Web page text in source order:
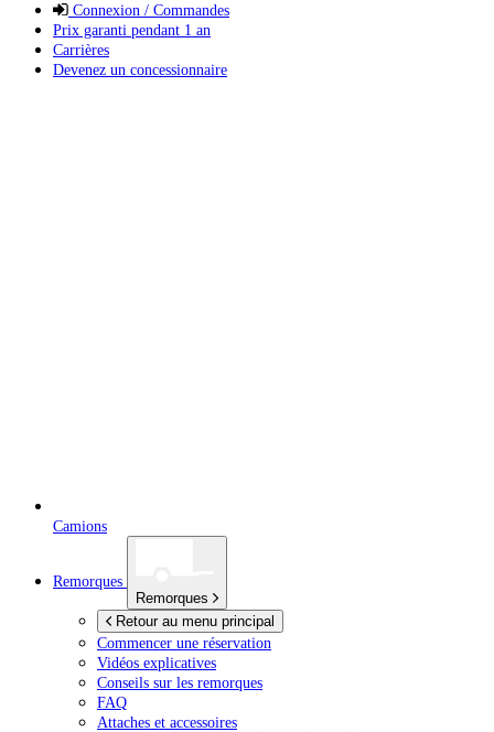
Connexion / Commandes
Prix garanti pendant 1 an
Carrières
Devenez un concessionnaire
Camions
Remorques
Remorques
Retour au menu principal
Commencer une réservation
Vidéos explicatives
Conseils sur les remorques
FAQ
Attaches et accessoires